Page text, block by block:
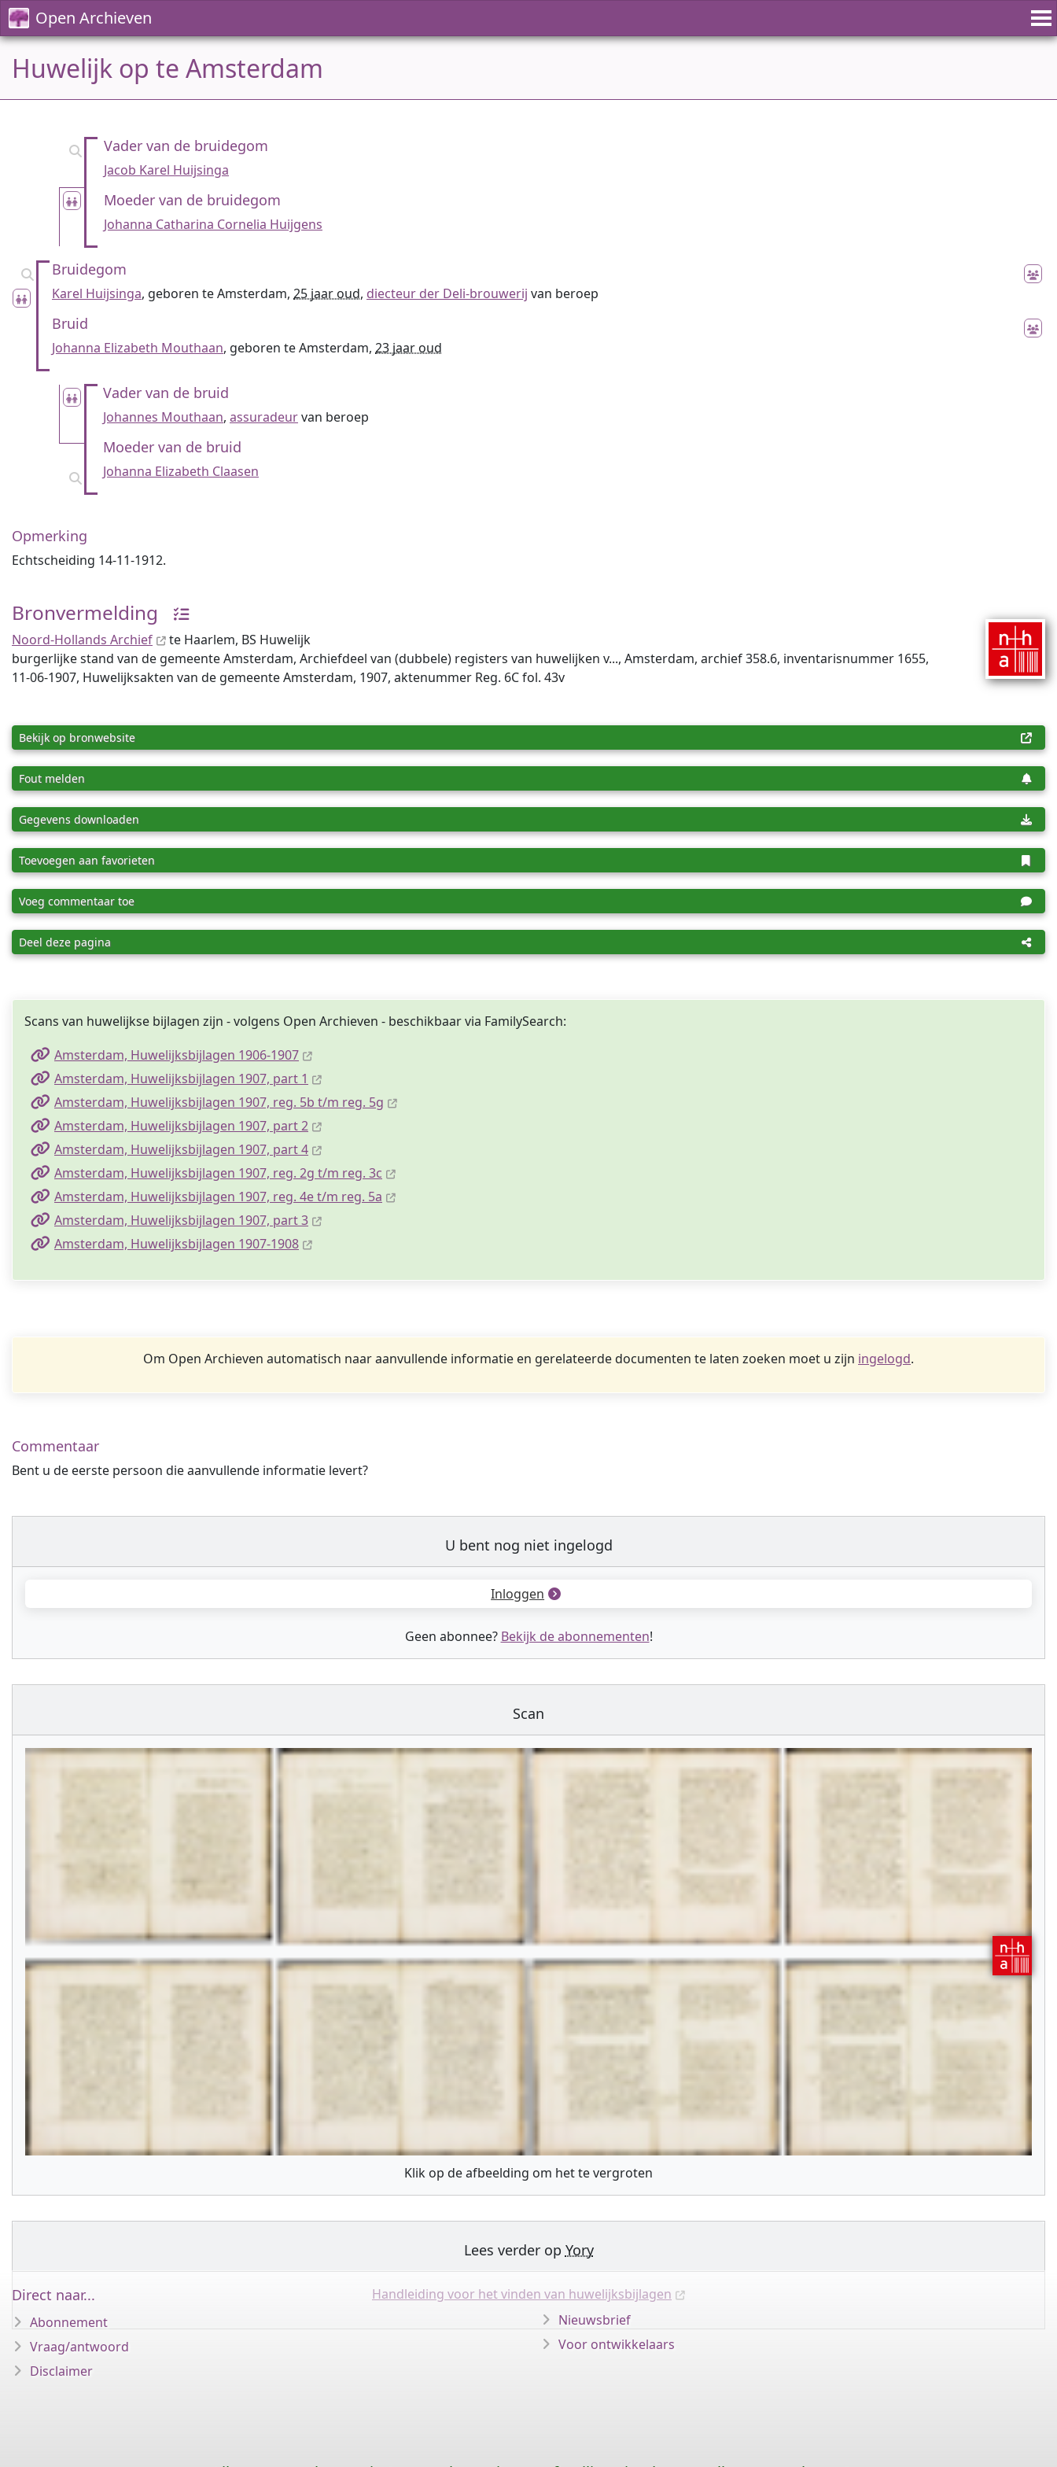
Open Archieven
Huwelijk op te Amsterdam
Vader van de bruidegom
Jacob Karel Huijsinga
Moeder van de bruidegom
Johanna Catharina Cornelia Huijgens
Bruidegom
Karel Huijsinga, geboren te Amsterdam, 25 jaar oud, diecteur der Deli-brouwerij van beroep
Bruid
Johanna Elizabeth Mouthaan, geboren te Amsterdam, 23 jaar oud
Vader van de bruid
Johannes Mouthaan, assuradeurvan beroep
Moeder van de bruid
Johanna Elizabeth Claasen
Opmerking
Echtscheiding 14-11-1912.
Bronvermelding
Noord-Hollands Archief
te Haarlem, BS Huwelijk
burgerlijke stand van de gemeente Amsterdam, Archiefdeel van (dubbele) registers van huwelijken v..., Amsterdam, archief 358.6, inventaris­num­mer 1655,
11-06-1907, Huwelijksakten van de gemeente Amsterdam, 1907, aktenummer Reg. 6C fol. 43v
Bekijk op bronwebsite
Fout melden
Gegevens downloaden
Toevoegen aan favorieten
Voeg commentaar toe
Deel deze pagina
Scans van huwelijkse bijlagen zijn - volgens Open Archieven - beschikbaar via FamilySearch:
Amsterdam, Huwelijksbijlagen 1906-1907
Amsterdam, Huwelijksbijlagen 1907, part 1
Amsterdam, Huwelijksbijlagen 1907, reg. 5b t/m reg. 5g
Amsterdam, Huwelijksbijlagen 1907, part 2
Amsterdam, Huwelijksbijlagen 1907, part 4
Amsterdam, Huwelijksbijlagen 1907, reg. 2g t/m reg. 3c
Amsterdam, Huwelijksbijlagen 1907, reg. 4e t/m reg. 5a
Amsterdam, Huwelijksbijlagen 1907, part 3
Amsterdam, Huwelijksbijlagen 1907-1908
Om Open Archieven automatisch naar aanvullende informatie en gerelateerde documenten te laten zoeken moet u zijn ingelogd.
Commentaar
Bent u de eerste persoon die aanvullende informatie levert?
U bent nog niet ingelogd
Inloggen
Geen abonnee? Bekijk de abonnementen!
Scan
Klik op de afbeelding om het te vergroten
Lees verder op Yory
Handleiding voor het vinden van huwelijksbijlagen
Direct naar...
Abonnement
Vraag/antwoord
Disclaimer
Nieuwsbrief
Voor ontwikkelaars